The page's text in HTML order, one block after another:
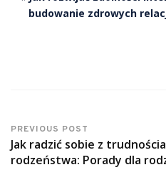
budowanie zdrowych
PREVIOUS POST
Jak radzić sobie z
rodzeństwa: Porady dla